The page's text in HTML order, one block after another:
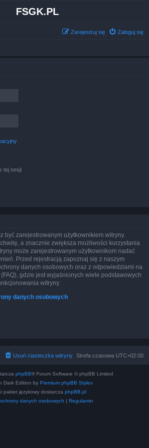
FSGK.PL
Zaloguj się
Zarejestruj się
tej sesji
być zarejestrowanym użytkownikiem witryny.
a znacznie zwiększa możliwości korzystania
może zarejestrowanym użytkownikom nadać
Przed rejestracją zapoznaj się z naszym
danych osobowych oraz z odpowiedziami na
gdzie jest wyjaśnionych wiele podstawowych
witryny.
danych osobowych
Strefa czasowa UTC+02:00
Usuń ciasteczka witryny
phpBB® Forum Software © phpBB Limited
Dark Edition by Premium phpBB Styles
pakiet językowy dostarcza phpBB.pl
danych osobowych | Regulamin